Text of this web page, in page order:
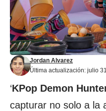
Última actualización: julio
Jordan Alvarez
‘KPop Demon
capturar no solo a la